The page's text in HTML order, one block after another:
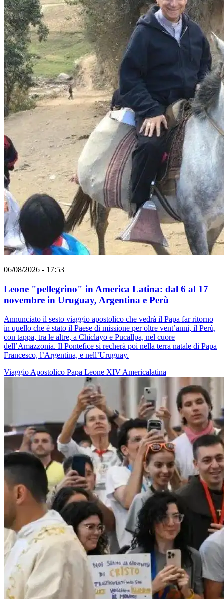
06/08/2026 - 17:53
Leone "pellegrino" in America Latina: dal 6 al 17
novembre in Uruguay, Argentina e Perù
Annunciato il sesto viaggio apostolico che vedrà il Papa far ritorno
in quello che è stato il Paese di missione per oltre vent’anni, il Perù,
con tappa, tra le altre, a Chiclayo e Pucallpa, nel cuore
dell’Amazzonia. Il Pontefice si recherà poi nella terra natale di Papa
Francesco, l’Argentina, e nell’Uruguay.
Viaggio Apostolico Papa Leone XIV Americalatina